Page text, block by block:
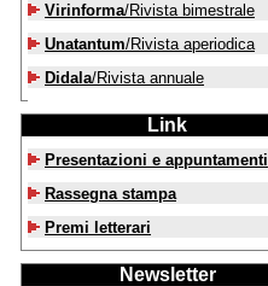
Virinforma/Rivista bimestrale
Unatantum/Rivista aperiodica
Didala/Rivista annuale
Link
Presentazioni e appuntamenti
Rassegna stampa
Premi letterari
Newsletter